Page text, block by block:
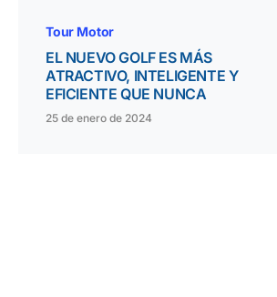
Tour Motor
EL NUEVO GOLF ES MÁS
ATRACTIVO, INTELIGENTE Y
EFICIENTE QUE NUNCA
25 de enero de 2024